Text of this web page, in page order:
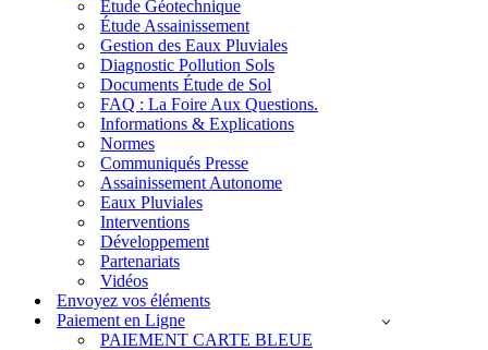
Étude Géotechnique
Étude Assainissement
Gestion des Eaux Pluviales
Diagnostic Pollution Sols
Documents Étude de Sol
FAQ : La Foire Aux Questions.
Informations & Explications
Normes
Communiqués Presse
Assainissement Autonome
Eaux Pluviales
Interventions
Développement
Partenariats
Vidéos
Envoyez vos éléments
Paiement en Ligne
PAIEMENT CARTE BLEUE